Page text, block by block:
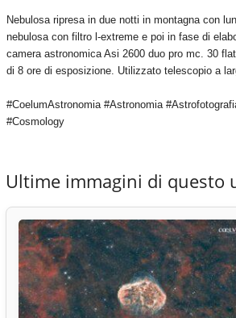
Nebulosa ripresa in due notti in montagna con
nebulosa con filtro l-extreme e poi in fase di
camera astronomica Asi 2600 duo pro mc. 30
di 8 ore di esposizione. Utilizzato telescopio a
#CoelumAstronomia #Astronomia
#Cosmology
Ultime immagini di questo